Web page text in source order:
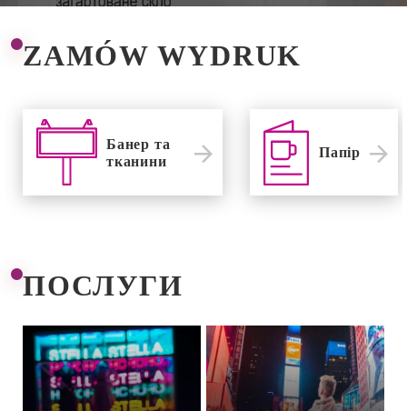
ZAMÓW WYDRUK
Банер та
тканини
Папір
ПОСЛУГИ